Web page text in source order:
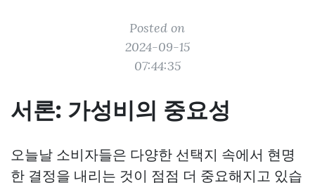
Posted on
2024-09-15
07:44:35
서론: 가성비의 중요성
오늘날 소비자들은 다양한 선택지 속에서 현명
한 결정을 내리는 것이 점점 더 중요해지고 있습